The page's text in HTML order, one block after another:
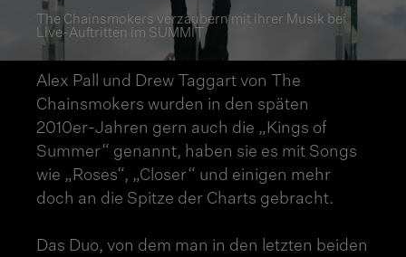
The Chainsmokers verzaubern mit ihrer Musik bei
Live-Auftritten im SUMMIT
Alex Pall und Drew Taggart von The
Chainsmokers wurden in den späten
2010er-Jahren gern auch die „Kings of
Summer“ genannt, haben sie es mit Songs
wie „Roses“, „Closer“ und einigen mehr
doch an die Spitze der Charts gebracht.
Das Duo, von dem man in den letzten beiden